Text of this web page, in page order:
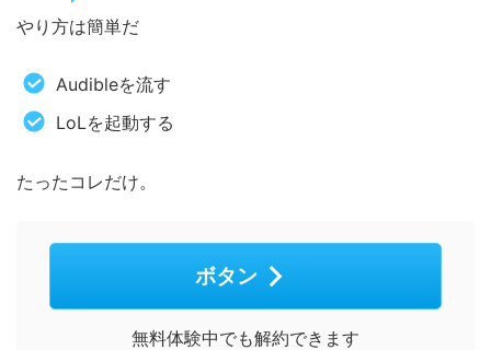
やり方は簡単だ
Audibleを流す
LoLを起動する
たったコレだけ。
ボタン
無料体験中でも解約できます